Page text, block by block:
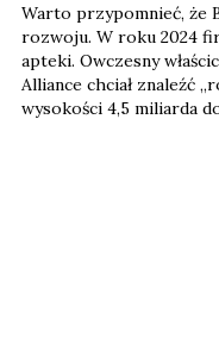
Warto przypomnieć, że
rozwoju. W roku 2024
apteki. Owczesny
Alliance chciał znaleźć
wysokości 4,5 miliarda